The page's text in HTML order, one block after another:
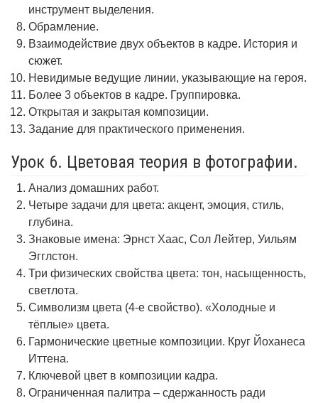
инструмент выделения.
Обрамление.
Взаимодействие двух объектов в кадре. История и
сюжет.
Невидимые ведущие линии, указывающие на героя.
Более 3 объектов в кадре. Группировка.
Открытая и закрытая композиции.
Задание для практического применения.
Урок 6. Цветовая теория в фотографии.
Анализ домашних работ.
Четыре задачи для цвета: акцент, эмоция, стиль,
глубина.
Знаковые имена: Эрнст Хаас, Сол Лейтер, Уильям
Эгглстон.
Три физических свойства цвета: тон, насыщенность,
светлота.
Символизм цвета (4-е свойство). «Холодные и
тёплые» цвета.
Гармонические цветные композиции. Круг Йоханеса
Иттена.
Ключевой цвет в композиции кадра.
Ограниченная палитра – сдержанность ради